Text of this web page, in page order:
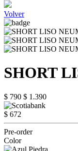
Volver
SHORT
$ 790 $ 1.390
$ 672
Pre-order
Color